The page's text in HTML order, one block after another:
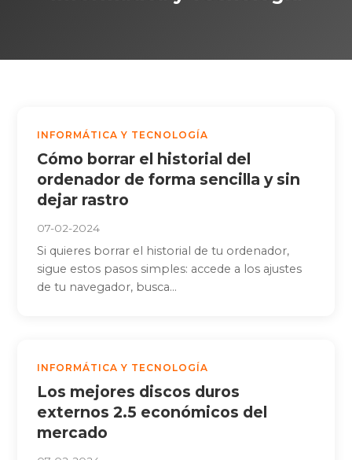
INFORMÁTICA Y TECNOLOGÍA
Cómo borrar el historial del
ordenador de forma sencilla y sin
dejar rastro
07-02-2024
Si quieres borrar el historial de tu ordenador,
sigue estos pasos simples: accede a los ajustes
de tu navegador, busca...
INFORMÁTICA Y TECNOLOGÍA
Los mejores discos duros
externos 2.5 económicos del
mercado